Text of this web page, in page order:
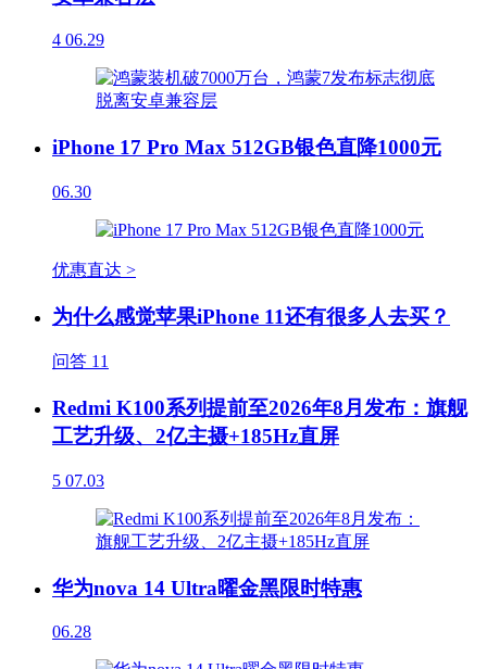
4 06.29
iPhone 17 Pro Max 512GB银色直降1000元
06.30
优惠直达 >
为什么感觉苹果iPhone 11还有很多人去买？
问答 11
Redmi K100系列提前至2026年8月发布：旗舰
工艺升级、2亿主摄+185Hz直屏
5 07.03
华为nova 14 Ultra曜金黑限时特惠
06.28